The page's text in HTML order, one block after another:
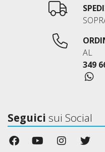
AL
349
Seguici sui Social